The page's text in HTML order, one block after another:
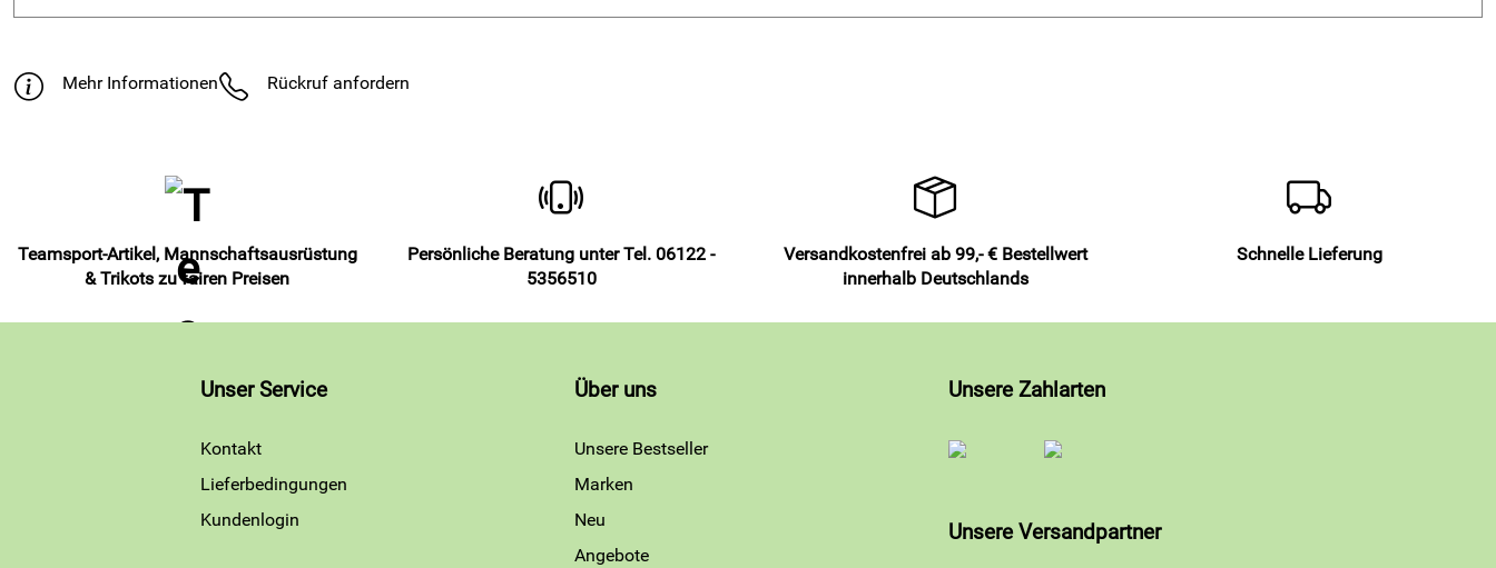
Mehr Informationen Rückruf anfordern
Teamsport-Artikel, Mannschaftsausrüstung
& Trikots zu fairen Preisen
Persönliche Beratung unter Tel. 06122 -
5356510
Versandkostenfrei ab 99,- € Bestellwert
innerhalb Deutschlands
Schnelle Lieferung
Unser Service
Kontakt
Lieferbedingungen
Kundenlogin
Über uns
Unsere Bestseller
Marken
Neu
Angebote
Unsere Zahlarten
Unsere Versandpartner